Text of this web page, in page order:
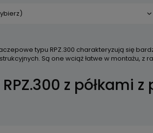
typu RPZ.300 charakteryzują się
Są one wciąż łatwe w montażu, z
RPZ.300 z półkami